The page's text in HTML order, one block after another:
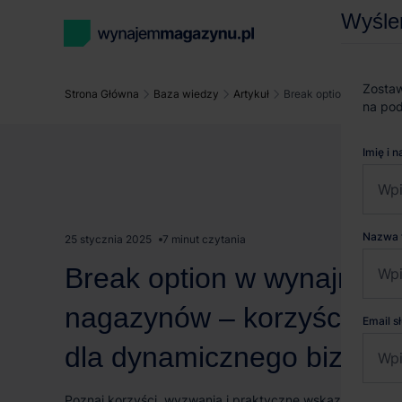
Strona Główna Baza wiedzy Artykuł Break option w
25 stycznia 2025 7 minut czytania
Break option w wynajmie
nagazynów – korzyści i
dla dynamicznego
na
Imię i
Nazwa
Email